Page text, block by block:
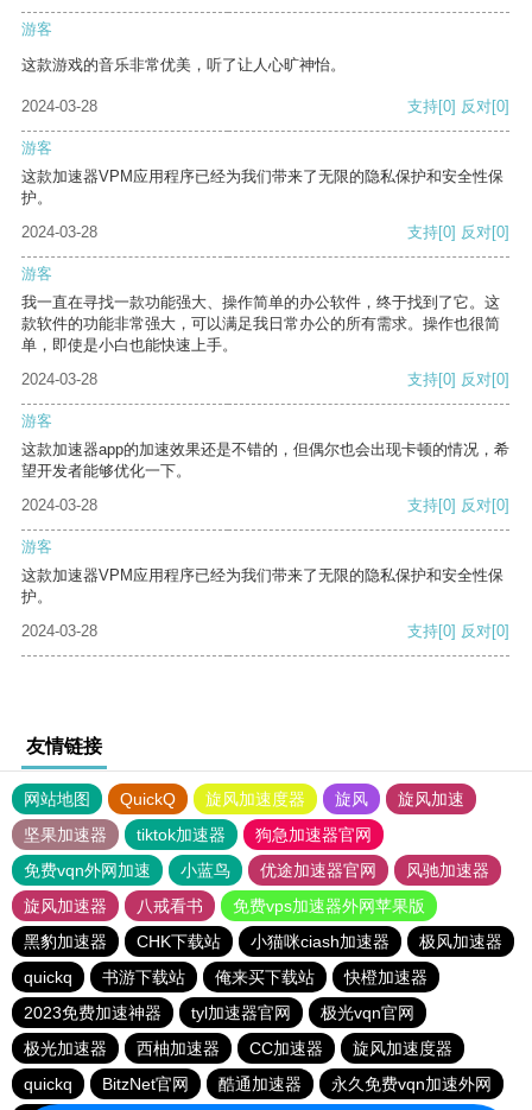
游客
这款游戏的音乐非常优美，听了让人心旷神怡。
2024-03-28 支持[0] 反对[0]
游客
这款加速器VPM应用程序已经为我们带来了无限的隐私保护和安全性保
护。
2024-03-28
支持[0] 反对[0]
游客
我一直在寻找一款功能强大、操作简单的办公软件，终于找到了它。这
款软件的功能非常强大，可以满足我日常办公的所有需求。操作也很简
单，即使是小白也能快速上手。
2024-03-28
支持[0] 反对[0]
游客
这款加速器app的加速效果还是不错的，但偶尔也会出现卡顿的情况，希
望开发者能够优化一下。
2024-03-28
支持[0] 反对[0]
游客
这款加速器VPM应用程序已经为我们带来了无限的隐私保护和安全性保
护。
2024-03-28
支持[0] 反对[0]
友情链接
网站地图 QuickQ 旋风加速度器 旋风
旋风加速
坚果加速器
tiktok加速器
狗急加速器官网
免费vqn外网加速
小蓝鸟 优途加速器官网
风驰加速器
旋风加速器
八戒看书
免费vps加速器外网苹果版
黑豹加速器
CHK下载站 小猫咪ciash加速器
极风加速器
quickq
书游下载站 俺来买下载站
快橙加速器
2023免费加速神器
tyl加速器官网
极光vqn官网
极光加速器
西柚加速器 CC加速器
旋风加速度器
quickq
BitzNet官网 酷通加速器 永久免费vqn加速外网